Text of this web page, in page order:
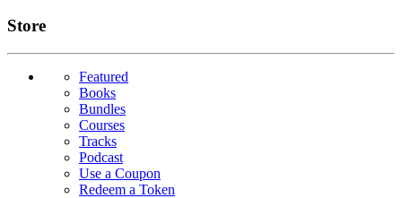
Links
Store
Featured
Books
Bundles
Courses
Tracks
Podcast
Use a Coupon
Redeem a Token